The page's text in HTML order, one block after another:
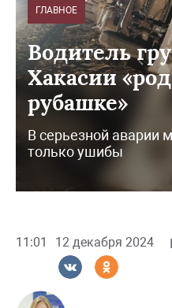
ГЛАВНОЕ
Водитель
Хакасии
рубашке»
В серьезной аварии
только ушибы
11:01 12 декабря 2024